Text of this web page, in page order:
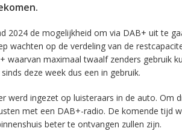
2024 de mogelijkheid om via DAB+ uit te
op de verdeling van de
waarvan maximaal twaalf zenders gebruik
deze week dus een in gebruik.
werd ingezet op luisteraars in de auto. Om
met een DAB+-radio. De komende tijd
beter te ontvangen zullen zijn.